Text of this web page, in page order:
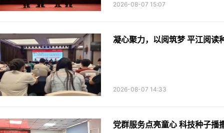
2026-08-07 15:07
凝心聚力，以阅筑梦 平江阅读
2026-08-07 14:33